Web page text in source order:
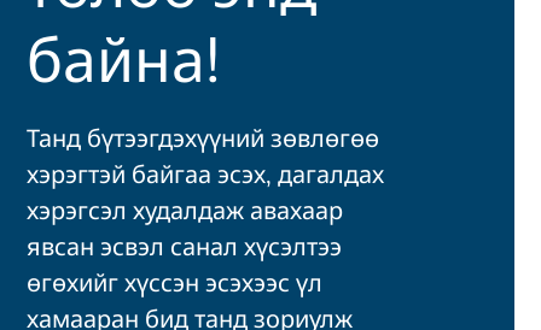
байна!
Танд бүтээгдэхүүний зөвлөгөө
хэрэгтэй байгаа эсэх, дагалдах
хэрэгсэл худалдаж авахаар
явсан эсвэл санал хүсэлтээ
өгөхийг хүссэн эсэхээс үл
хамааран бид танд зориулж